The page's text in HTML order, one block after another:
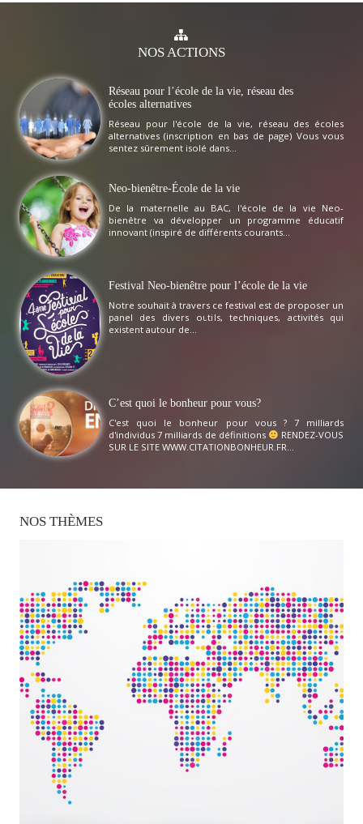
NOSACTIONS
Réseau pour l’école de la vie, réseau des
écoles alternatives
Réseau pour l'école de la vie, réseau des écoles
alternatives (inscription en bas de page) Vous vous
sentez sûrement isolé dans...
Neo-bienêtre-École de la vie
De la maternelle au BAC, l'école de la vie Neo-
bienêtre va développer un programme éducatif
innovant (inspiré de différents courants...
Festival Neo-bienêtre pour l’école de la vie
Notre souhait à travers ce festival est de proposer un
panel des divers outils, techniques, activités qui
existent autour de...
C’est quoi le bonheur pour vous?
C'est quoi le bonheur pour vous ? 7 milliards
d'individus 7 milliards de définitions
RENDEZ-VOUS
SUR LE SITE WWW.CITATIONBONHEUR.FR...
NOS THÈMES